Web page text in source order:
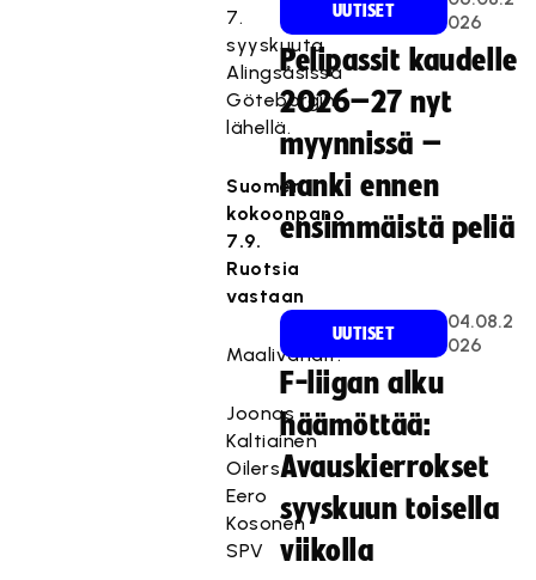
7.
syyskuuta
Alingsåsissa
Göteborgin
lähellä.
Suomen
kokoonpano
7.9.
Ruotsia
vastaan
Maalivahdit:
Joonas
Kaltiainen
Oilers
Eero
Kosonen
SPV
UUTISET
026
Pelipassit kaudelle
2026–27 nyt
myynnissä –
hanki ennen
ensimmäistä peliä
UUTISET
04.08.2
026
F-liigan alku
häämöttää:
Avauskierrokset
syyskuun toisella
viikolla